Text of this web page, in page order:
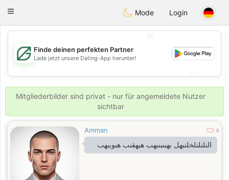
Dating
Toggle
Mode Login
💖
💕
Finde deinen perfekten Partner
Lade jetzt unsere Dating-App herunter!
Mitgliederbilder sind privat - nur für angemeldete Nutzer
sichtbar
Amman 0
النلنلنلخلنبهل بهبنبنبهب هبهقنب هبوببهب